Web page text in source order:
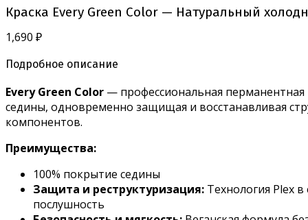
Краска Every Green Color — Натуральный
1,690 ₽
Подробное описание
Every Green Color — профессиональная
седины, одновременно защищая и восстанавливая
компонентов.
Преимущества:
100% покрытие седины
Защита и реструктуризация: Технология Plex
послушность